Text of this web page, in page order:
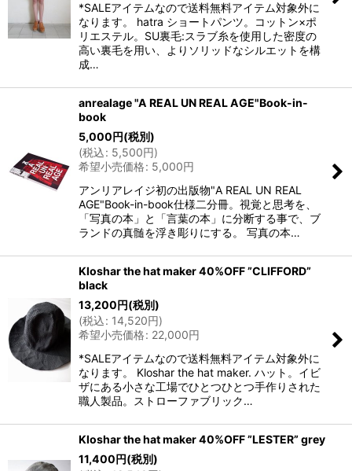
*SALEアイテムなので送料無料アイテム対象外に
なります。 hatra ショートパンツ。コットン×ポ
リエステル。SU裏毛:スラブ糸を使用した密度の
高い裏毛を用い、よりソリッドなシルエットを構
成…
anrealage "A REAL UN REAL AGE"Book-in-
book
5,000円(税別)
(税込: 5,500円)
希望小売価格: 5,000円
アンリアレイジ初の出版物"A REAL UN REAL
AGE"Book-in-book仕様二分冊。視覚と思考を、
「写真の本」と「言葉の本」に分断する事で、ブ
ランドの真髄を浮き彫りにする。 写真の本…
Kloshar the hat maker 40%OFF ”CLIFFORD”
black
13,200円(税別)
(税込: 14,520円)
希望小売価格: 22,000円
*SALEアイテムなので送料無料アイテム対象外に
なります。 Kloshar the hat maker. ハット。イビ
ザにある小さな工場でひとつひとつ手作りされた
職人製品。ストローファブリック…
Kloshar the hat maker 40%OFF ”LESTER” grey
11,400円(税別)